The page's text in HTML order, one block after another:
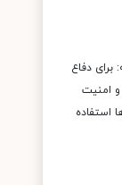
برای دفاع
امنیت
استفاده